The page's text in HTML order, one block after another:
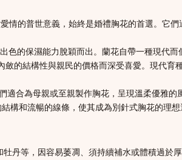
情的普世意義，始終是婚禮胸花的首選。它
色的保濕能力脫穎而出。蘭花自帶一種現代
的結構性與親民的價格而深受喜愛。現代
合為母親或至親製作胸花，呈現溫柔優雅的
構和流暢的線條，使其成為別針式胸花的理想
丹等，因容易萎凋、須持續補水或體積過於